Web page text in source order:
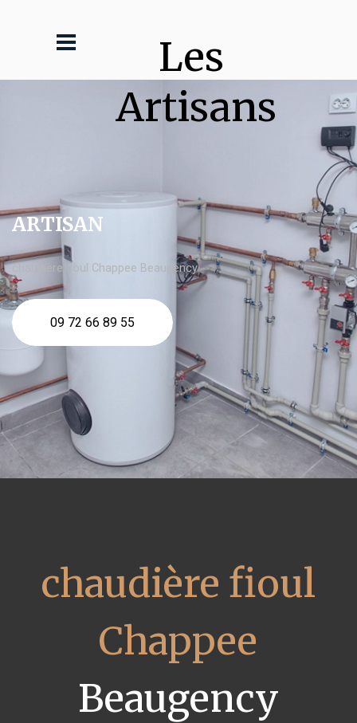
Les
Artisans
ARTISAN
chaudière fioul Chappee Beaugency
09 72 66 89 55
chaudière fioul
Chappee
Beaugency